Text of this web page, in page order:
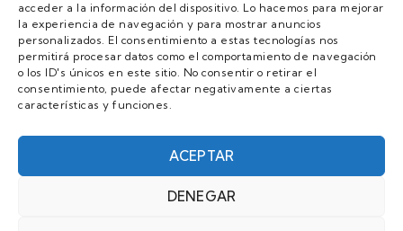
acceder a la información del dispositivo. Lo hacemos para mejorar
la experiencia de navegación y para mostrar anuncios
personalizados. El consentimiento a estas tecnologías nos
permitirá procesar datos como el comportamiento de navegación
o los ID's únicos en este sitio. No consentir o retirar el
consentimiento, puede afectar negativamente a ciertas
características y funciones.
ACEPTAR
DENEGAR
MENU
Quienes Somos
Guias
Contacto
Únete